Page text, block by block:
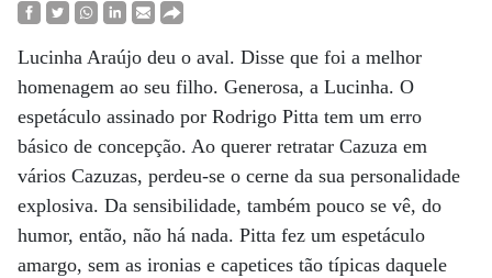
Lucinha Araújo deu o aval. Disse que foi a melhor
homenagem ao seu filho. Generosa, a Lucinha. O
espetáculo assinado por Rodrigo Pitta tem um erro
básico de concepção. Ao querer retratar Cazuza em
vários Cazuzas, perdeu-se o cerne da sua personalidade
explosiva. Da sensibilidade, também pouco se vê, do
humor, então, não há nada. Pitta fez um espetáculo
amargo, sem as ironias e capetices tão típicas daquele